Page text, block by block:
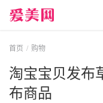
首页 购物
淘宝宝贝发布
布商品